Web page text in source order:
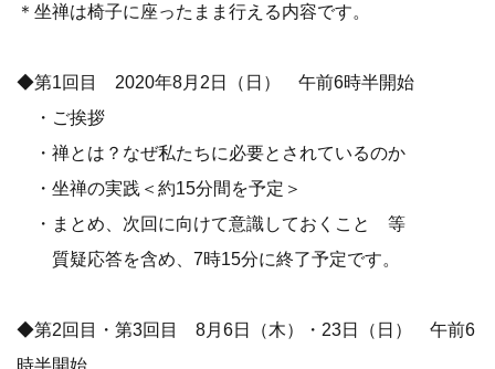
＊坐禅は椅子に座ったまま行える内容です。
◆第1回目 2020年8月2日（日） 午前6時半開始
・ご挨拶
・禅とは？なぜ私たちに必要とされているのか
・坐禅の実践＜約15分間を予定＞
・まとめ、次回に向けて意識しておくこと 等
質疑応答を含め、7時15分に終了予定です。
◆第2回目・第3回目 8月6日（木）・23日（日） 午前6